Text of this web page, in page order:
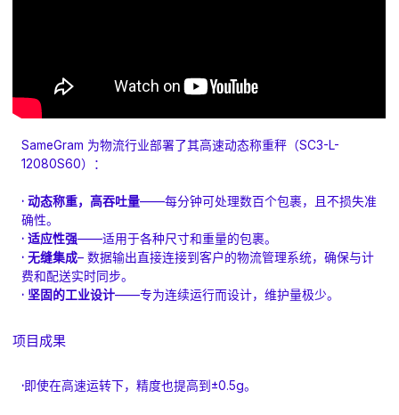
SameGram 为物流行业部署了其高速动态称重秤（SC3-L-
12080S60）：
· 动态称重，高吞吐量——每分钟可处理数百个包裹，且不损失准
确性。
· 适应性强——适用于各种尺寸和重量的包裹。
· 无缝集成– 数据输出直接连接到客户的物流管理系统，确保与计
费和配送实时同步。
· 坚固的工业设计——专为连续运行而设计，维护量极少。
项目成果
·即使在高速运转下，精度也提高到±0.5g。